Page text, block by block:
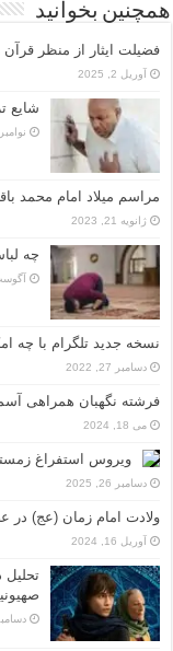
همچنین بخوانید
فضیلت ایثار از منظر قرآن
آوریل 2, 2025
شایع
نوامبر 16, 2022
مراسم میلاد امام محمد
ژانویه 21, 2023
چه
آگوست 5,
نسخه جدید تلگرام با چه
دسامبر 27, 2022
فرشته نگهبان همراهی
می 18, 2024
ویروس استفراغ
دسامبر 26, 2025
ولادت امام زمان (عج) در
آوریل 16, 2024
دسامبر 29,